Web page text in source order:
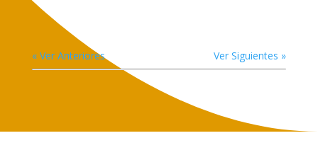
« Ver Anteriores Ver Siguientes »